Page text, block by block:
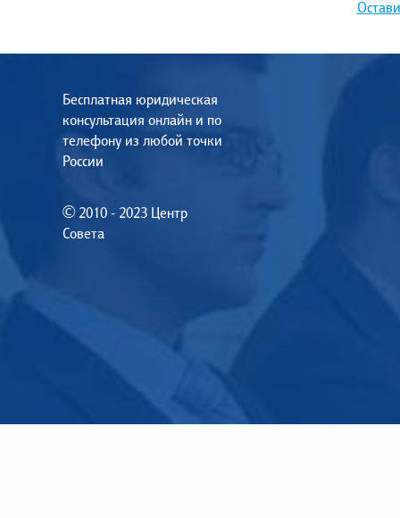
Бесплатная юридическая
консультация онлайн и по
телефону из любой точки
России
© 2010 - 2023 Центр
Совета